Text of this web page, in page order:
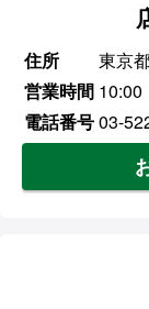
住所
東京
営業時間 10:00
電話番号03-